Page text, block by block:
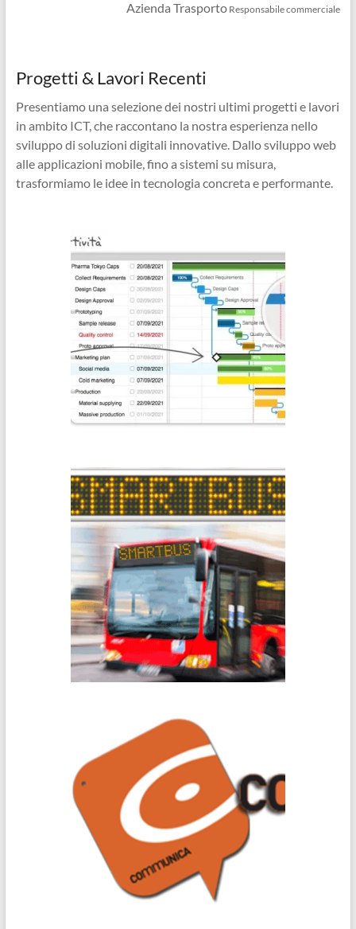
Azienda Trasporto Responsabile commerciale
Progetti & Lavori Recenti
Presentiamo una selezione dei nostri ultimi progetti e lavori
in ambito ICT, che raccontano la nostra esperienza nello
sviluppo di soluzioni digitali innovative. Dallo sviluppo web
alle applicazioni mobile, fino a sistemi su misura,
trasformiamo le idee in tecnologia concreta e performante.